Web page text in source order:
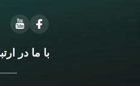
با ما در